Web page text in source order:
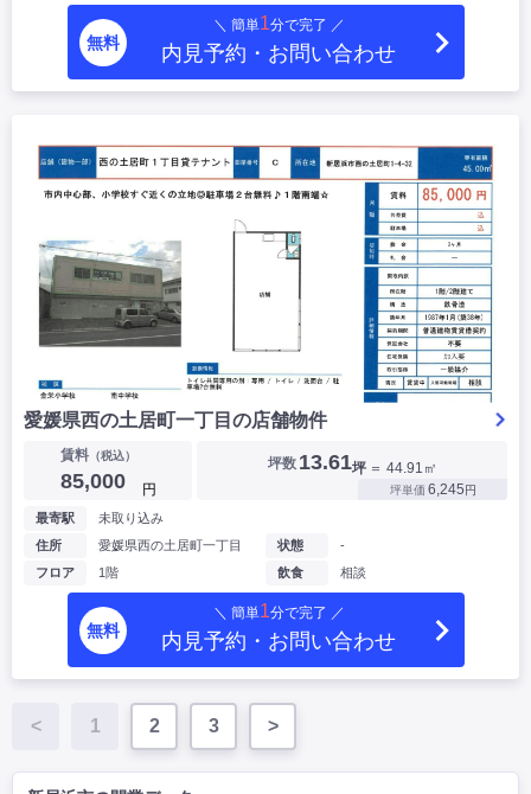
無料
＼ 簡単1分で完了 ／
内見予約・お問い合わせ
愛媛県西の土居町一丁目の店舗物件
賃料（税込）
85,000 円
坪数 13.61坪 ＝ 44.91㎡
坪単価 6,245円
最寄駅
未取り込み
住所
愛媛県西の土居町一丁目
フロア
1階
状態
-
飲食
相談
無料
＼ 簡単1分で完了 ／
内見予約・お問い合わせ
< 1 2 3 >